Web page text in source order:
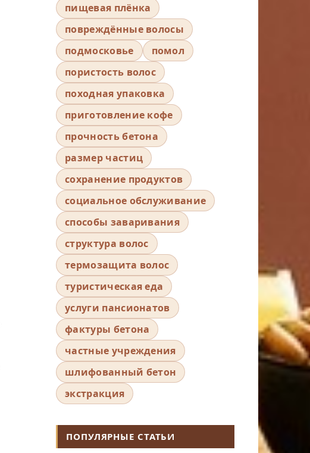
пищевая плёнка
повреждённые волосы
подмосковье
помол
пористость волос
походная упаковка
приготовление кофе
прочность бетона
размер частиц
сохранение продуктов
социальное обслуживание
способы заваривания
структура волос
термозащита волос
туристическая еда
услуги пансионатов
фактуры бетона
частные учреждения
шлифованный бетон
экстракция
ПОПУЛЯРНЫЕ СТАТЬИ